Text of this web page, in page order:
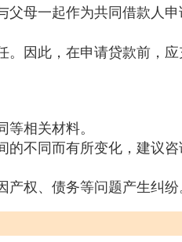
母一起作为共同借款人
因此，在申请贷款前，
相关材料。
不同而有所变化，建议
权、债务等问题产生纠纷